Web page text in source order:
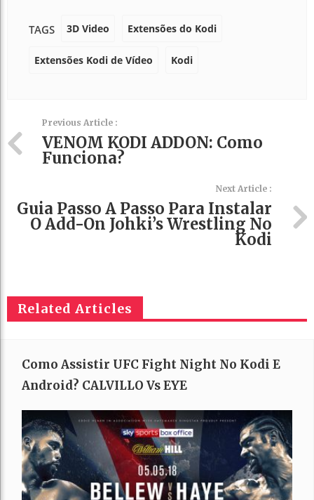
TAGS 3D Video Extensões do Kodi
Extensões Kodi de Vídeo Kodi
Previous Article :
VENOM KODI ADDON: Como
Funciona?
Next Article :
Guia Passo A Passo Para Instalar
O Add-On Johki’s Wrestling No
Kodi
Related Articles
Como Assistir UFC Fight Night No Kodi E
Android? CALVILLO Vs EYE